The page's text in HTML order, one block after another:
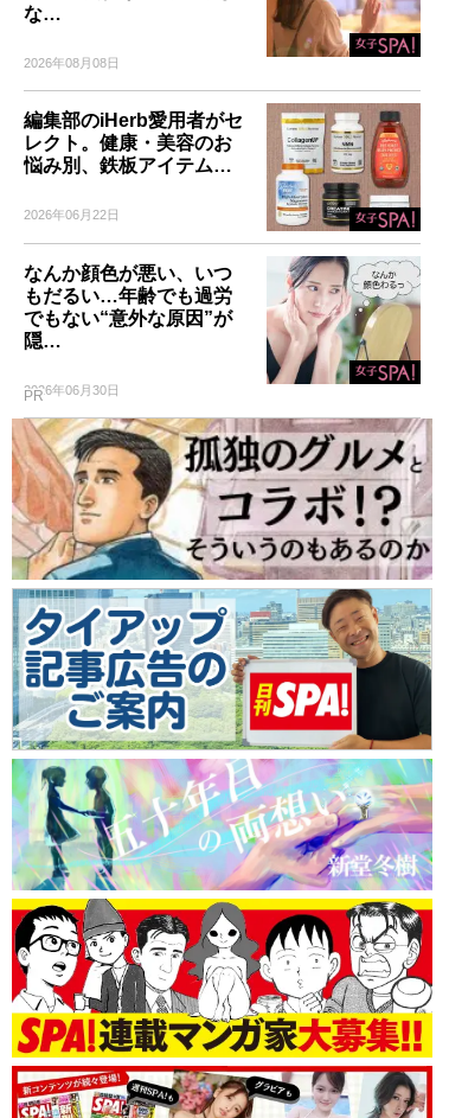
な…
2026年08月08日
編集部のiHerb愛用者がセ
レクト。健康・美容のお
悩み別、鉄板アイテム…
2026年06月22日
なんか顔色が悪い、いつ
もだるい…年齢でも過労
でもない“意外な原因”が
隠…
2026年06月30日
PR